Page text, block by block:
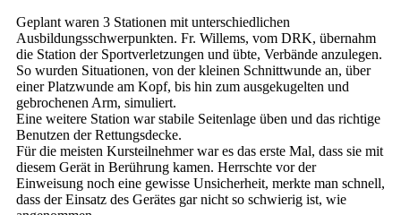
Geplant waren 3 Stationen mit unterschiedlichen
Ausbildungsschwerpunkten. Fr. Willems, vom DRK, übernahm
die Station der Sportverletzungen und übte, Verbände anzulegen.
So wurden Situationen, von der kleinen Schnittwunde an, über
einer Platzwunde am Kopf, bis hin zum ausgekugelten und
gebrochenen Arm, simuliert.
Eine weitere Station war stabile Seitenlage üben und das richtige
Benutzen der Rettungsdecke.
Für die meisten Kursteilnehmer war es das erste Mal, dass sie mit
diesem Gerät in Berührung kamen. Herrschte vor der
Einweisung noch eine gewisse Unsicherheit, merkte man schnell,
dass der Einsatz des Gerätes gar nicht so schwierig ist, wie